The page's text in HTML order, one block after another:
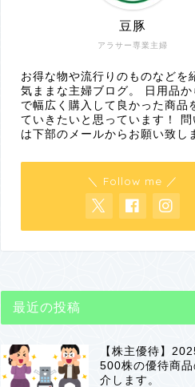
アラサー専業主婦
豆豚
お得な物や流行りのものなどを
気ままな主婦ブログ。 日用品か
で幅広く購入して良かった商品
ていきたいと思っています！ 問
は下部のメールからお願い致し
＼ Follow me ／
最近の投稿
【株主優待】
500株の優待商品
介します。